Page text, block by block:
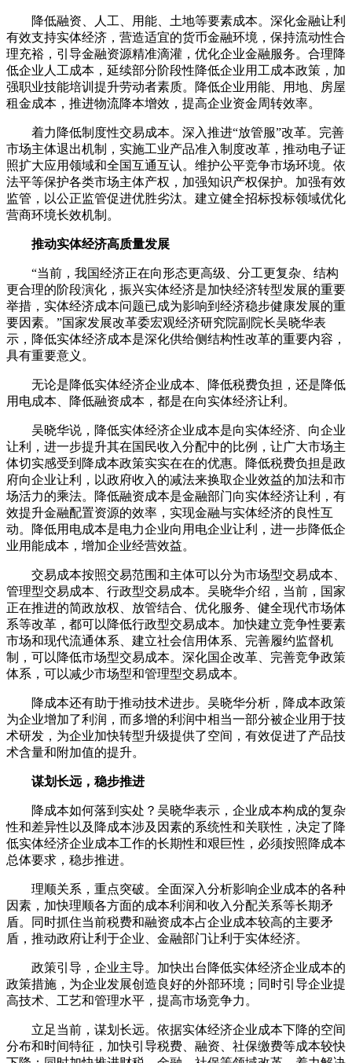
降低融资、人工、用能、土地等要素成本。深化金融让利
有效支持实体经济，营造适宜的货币金融环境，保持流动性合
理充裕，引导金融资源精准滴灌，优化企业金融服务。合理降
低企业人工成本，延续部分阶段性降低企业用工成本政策，加
强职业技能培训提升劳动者素质。降低企业用能、用地、房屋
租金成本，推进物流降本增效，提高企业资金周转效率。
着力降低制度性交易成本。深入推进“放管服”改革。完善
市场主体退出机制，实施工业产品准入制度改革，推动电子证
照扩大应用领域和全国互通互认。维护公平竞争市场环境。依
法平等保护各类市场主体产权，加强知识产权保护。加强有效
监管，以公正监管促进优胜劣汰。建立健全招标投标领域优化
营商环境长效机制。
推动实体经济高质量发展
“当前，我国经济正在向形态更高级、分工更复杂、结构
更合理的阶段演化，振兴实体经济是加快经济转型发展的重要
举措，实体经济成本问题已成为影响到经济稳步健康发展的重
要因素。”国家发展改革委宏观经济研究院副院长吴晓华表
示，降低实体经济成本是深化供给侧结构性改革的重要内容，
具有重要意义。
无论是降低实体经济企业成本、降低税费负担，还是降低
用电成本、降低融资成本，都是在向实体经济让利。
吴晓华说，降低实体经济企业成本是向实体经济、向企业
让利，进一步提升其在国民收入分配中的比例，让广大市场主
体切实感受到降成本政策实实在在的优惠。降低税费负担是政
府向企业让利，以政府收入的减法来换取企业效益的加法和市
场活力的乘法。降低融资成本是金融部门向实体经济让利，有
效提升金融配置资源的效率，实现金融与实体经济的良性互
动。降低用电成本是电力企业向用电企业让利，进一步降低企
业用能成本，增加企业经营效益。
交易成本按照交易范围和主体可以分为市场型交易成本、
管理型交易成本、行政型交易成本。吴晓华介绍，当前，国家
正在推进的简政放权、放管结合、优化服务、健全现代市场体
系等改革，都可以降低行政型交易成本。加快建立竞争性要素
市场和现代流通体系、建立社会信用体系、完善履约监督机
制，可以降低市场型交易成本。深化国企改革、完善竞争政策
体系，可以减少市场型和管理型交易成本。
降成本还有助于推动技术进步。吴晓华分析，降成本政策
为企业增加了利润，而多增的利润中相当一部分被企业用于技
术研发，为企业加快转型升级提供了空间，有效促进了产品技
术含量和附加值的提升。
谋划长远，稳步推进
降成本如何落到实处？吴晓华表示，企业成本构成的复杂
性和差异性以及降成本涉及因素的系统性和关联性，决定了降
低实体经济企业成本工作的长期性和艰巨性，必须按照降成本
总体要求，稳步推进。
理顺关系，重点突破。全面深入分析影响企业成本的各种
因素，加快理顺各方面的成本利润和收入分配关系等长期矛
盾。同时抓住当前税费和融资成本占企业成本较高的主要矛
盾，推动政府让利于企业、金融部门让利于实体经济。
政策引导，企业主导。加快出台降低实体经济企业成本的
政策措施，为企业发展创造良好的外部环境；同时引导企业提
高技术、工艺和管理水平，提高市场竞争力。
立足当前，谋划长远。依据实体经济企业成本下降的空间
分布和时间特征，加快引导税费、融资、社保缴费等成本较快